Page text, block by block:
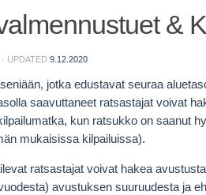
&
· UPDATED 9.12.2020
jotka edustavat seuraa
saavuttaneet ratsastajat voivat
kun ratsukko on saanut
mukaisissa kilpailuissa).
ratsastajat voivat hakea
avustuksen suuruudesta ja